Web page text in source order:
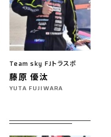
Team sky FJトラスポ
藤原 優汰
YUTA FUJIWARA